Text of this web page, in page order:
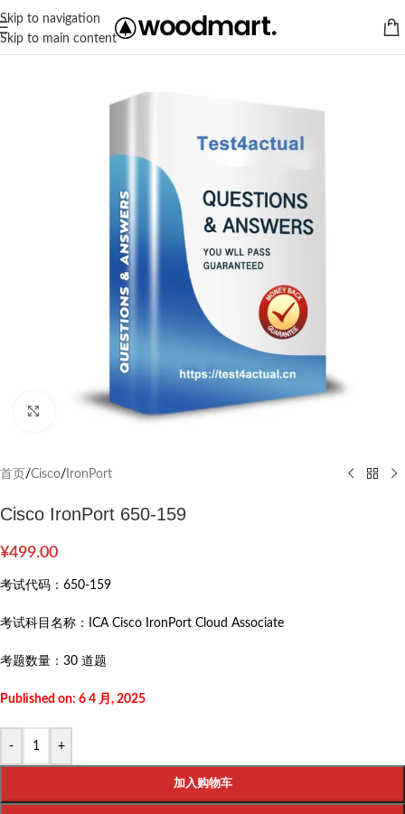
Skip to navigation
Skip to main content
Click to enlarge
首页 /Cisco/ IronPort
Cisco IronPort 650-159
¥499.00
考试代码： 650-159
考试科目名称： ICA Cisco IronPort Cloud Associate
考题数量： 30 道题
Published on: 6 4 月, 2025
- +
加入购物车